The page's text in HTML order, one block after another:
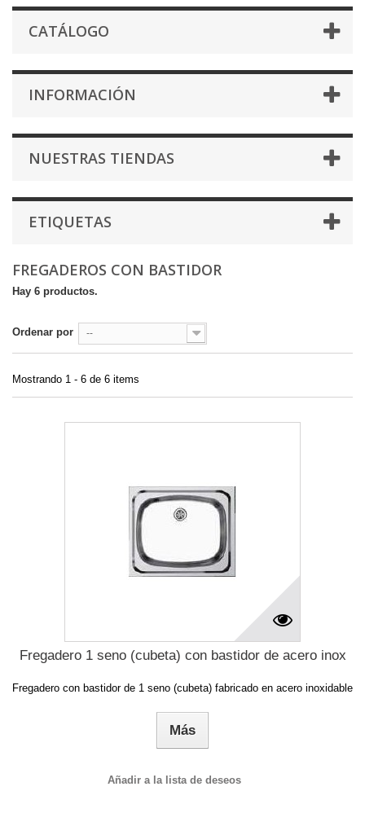
CATÁLOGO
INFORMACIÓN
NUESTRAS TIENDAS
ETIQUETAS
FREGADEROS CON BASTIDOR
Hay 6 productos.
Ordenar por --
Mostrando 1 - 6 de 6 items
Fregadero 1 seno (cubeta) con bastidor de acero inox
Fregadero con bastidor de 1 seno (cubeta) fabricado en acero inoxidable
Más
Añadir a la lista de deseos